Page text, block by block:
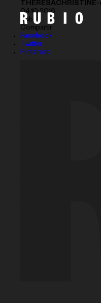
04.10.2016
Subir
Compartir
Facebook
Twitter
Pinterest